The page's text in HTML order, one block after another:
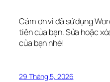
Cảm ơn vì đã sử dụng
tiên của bạn. Sửa hoặc
của bạn nhé!
29 Tháng 5, 2026